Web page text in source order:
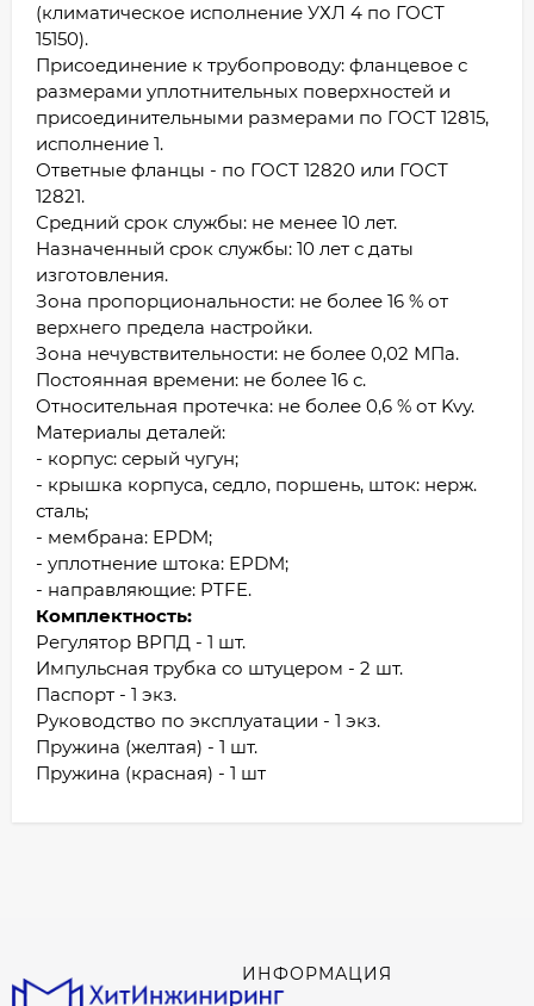
(климатическое исполнение УХЛ 4 по ГОСТ
15150).
Присоединение к трубопроводу: фланцевое с
размерами уплотнительных поверхностей и
присоединительными размерами по ГОСТ 12815,
исполнение 1.
Ответные фланцы - по ГОСТ 12820 или ГОСТ
12821.
Средний срок службы: не менее 10 лет.
Назначенный срок службы: 10 лет с даты
изготовления.
Зона пропорциональности: не более 16 % от
верхнего предела настройки.
Зона нечувствительности: не более 0,02 МПа.
Постоянная времени: не более 16 с.
Относительная протечка: не более 0,6 % от Kvу.
Материалы деталей:
- корпус: серый чугун;
- крышка корпуса, седло, поршень, шток: нерж.
сталь;
- мембрана: EPDM;
- уплотнение штока: EPDM;
- направляющие: PTFE.
Комплектность:
Регулятор ВРПД - 1 шт.
Импульсная трубка со штуцером - 2 шт.
Паспорт - 1 экз.
Руководство по эксплуатации - 1 экз.
Пружина (желтая) - 1 шт.
Пружина (красная) - 1 шт
ИНФОРМАЦИЯ